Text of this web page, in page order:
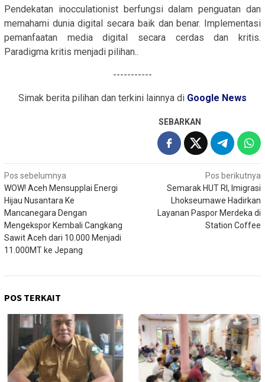
Pendekatan inocculationist berfungsi dalam penguatan dan
memahami dunia digital secara baik dan benar. Implementasi
pemanfaatan media digital secara cerdas dan kritis.
Paradigma kritis menjadi pilihan..
-----------
Simak berita pilihan dan terkini lainnya di Google News
SEBARKAN
Navigasi
pos
Pos sebelumnya
WOW! Aceh Mensupplai Energi
Hijau Nusantara Ke
Mancanegara Dengan
Mengekspor Kembali Cangkang
Sawit Aceh dari 10.000 Menjadi
11.000MT ke Jepang
Pos berikutnya
Semarak HUT RI, Imigrasi
Lhokseumawe Hadirkan
Layanan Paspor Merdeka di
Station Coffee
POS TERKAIT